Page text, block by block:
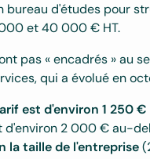
bureau d'études pour
et 40 000 € HT.
pas « encadrés » au
qui a évolué en
est d'environ 1 250
d'environ 2 000 € au-
la taille de l'entreprise